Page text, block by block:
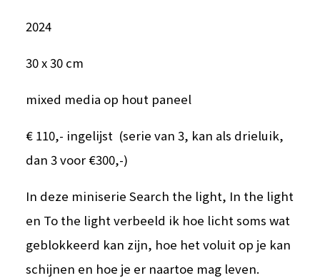
2024
30 x 30 cm
mixed media op hout paneel
€ 110,- ingelijst (serie van 3, kan als drieluik,
dan 3 voor €300,-)
In deze miniserie Search the light, In the light
en To the light verbeeld ik hoe licht soms wat
geblokkeerd kan zijn, hoe het voluit op je kan
schijnen en hoe je er naartoe mag leven.